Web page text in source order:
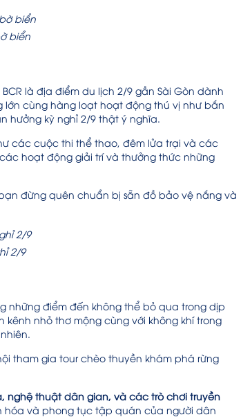
biển
BCR là địa điểm du lịch 2/9 gần Sài Gòn dành
lớn cùng hàng loạt hoạt động thú vị như bắn
hưởng kỳ nghỉ 2/9 thật ý nghĩa.
các cuộc thi thể thao, đêm lửa trại và các
hoạt động giải trí và thưởng thức những
đừng quên chuẩn bị sẵn đồ bảo vệ nắng và
2/9
những điểm đến không thể bỏ qua trong dịp
kênh nhỏ thơ mộng cùng với không khí trong
tham gia tour chèo thuyền khám phá rừng
nghệ thuật dân gian, và các trò chơi truyền
hóa và phong tục tập quán của người dân